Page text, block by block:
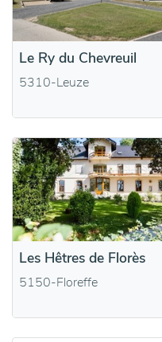
Le Ry du Chevreuil
5310-Leuze
Les Hêtres de Florès
5150-Floreffe